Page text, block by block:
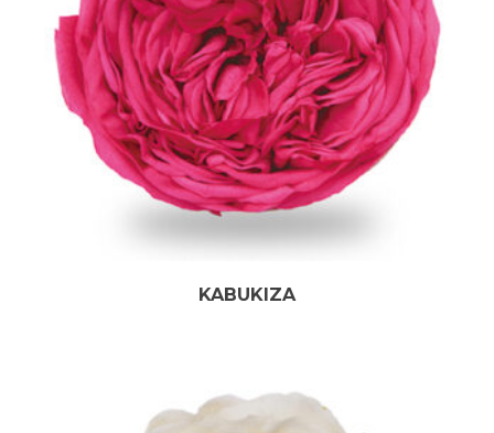
KABUKIZA